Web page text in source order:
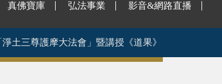
真佛寶庫 弘法事業 影音&網路直播
土三尊護摩大法會」暨講授《道果》